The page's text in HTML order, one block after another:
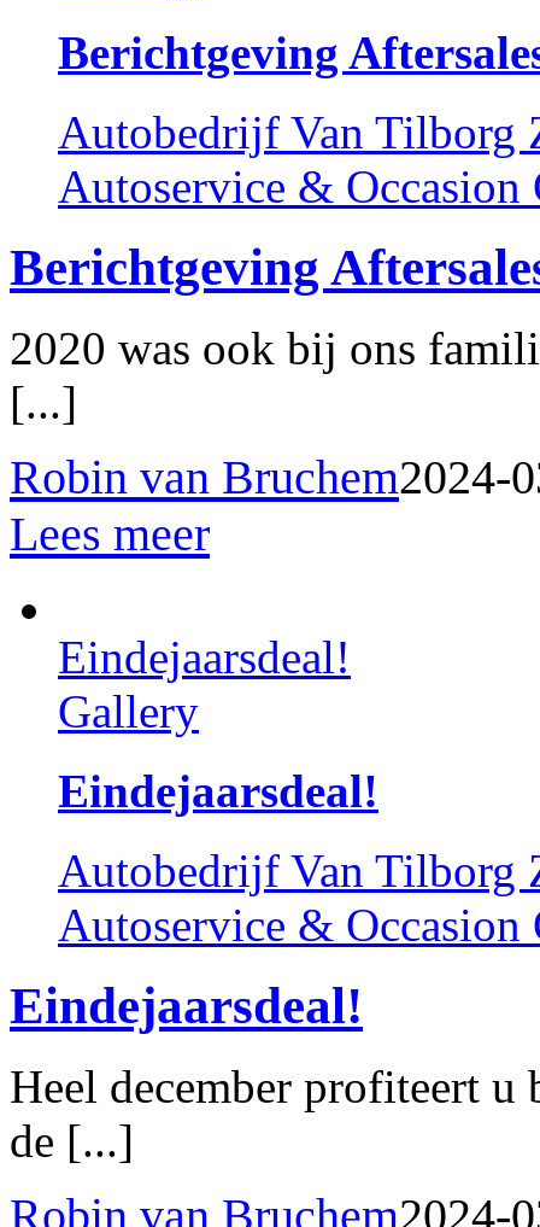
Berichtgeving
Autobedrijf Van Tilborg
Autoservice & Occasion
Berichtgeving
2020 was ook bij ons
[...]
Robin van Bruchem2024-
Lees meer
Eindejaarsdeal!
Gallery
Eindejaarsdeal!
Autobedrijf Van Tilborg
Autoservice & Occasion
Eindejaarsdeal!
Heel december profiteert
de [...]
Robin van Bruchem2024-